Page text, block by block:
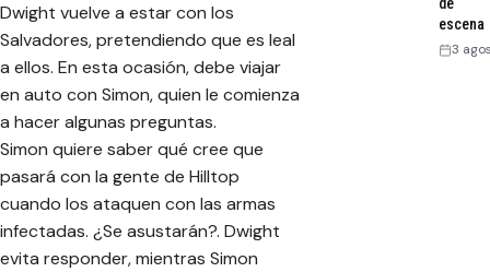
Dwight vuelve a estar con los
Salvadores, pretendiendo que es leal
a ellos. En esta ocasión, debe viajar
en auto con Simon, quien le comienza
a hacer algunas preguntas.
Simon quiere saber qué cree que
pasará con la gente de Hilltop
cuando los ataquen con las armas
infectadas. ¿Se asustarán?. Dwight
evita responder, mientras Simon
escena
3